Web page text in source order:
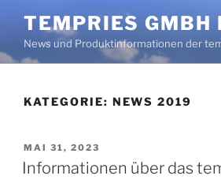
Inhalt
springen
TEMPRIES GMBH
News und Produktinformationen der
KATEGORIE: NEWS 2019
VERÖFFENTLICHT
AM
MAI 31, 2023
Informationen über das